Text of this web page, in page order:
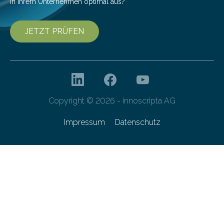
in Ihrem Unternehmen optimal aus?
JETZT PRÜFEN
Copyright © 2026 - innoscripta AG
Impressum Datenschutz